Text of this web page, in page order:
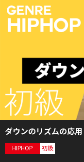
ダウンのリズムの応用
HIPHOP 初級